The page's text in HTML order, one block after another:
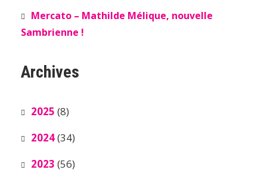
Mercato – Mathilde Mélique, nouvelle
Sambrienne !
Archives
2025 (8)
2024(34)
2023 (56)